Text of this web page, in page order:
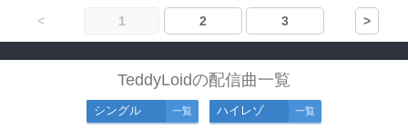
< 1 2 3 >
TeddyLoidの配信曲一覧
シングル 一覧 ハイレゾ 一覧